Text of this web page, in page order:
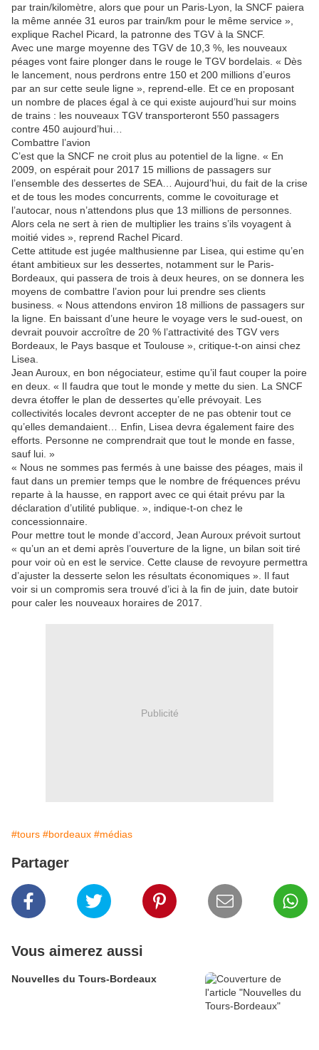
par train/kilomètre, alors que pour un Paris-Lyon, la SNCF paiera
la même année 31 euros par train/km pour le même service »,
explique Rachel Picard, la patronne des TGV à la SNCF.
Avec une marge moyenne des TGV de 10,3 %, les nouveaux
péages vont faire plonger dans le rouge le TGV bordelais. « Dès
le lancement, nous perdrons entre 150 et 200 millions d’euros
par an sur cette seule ligne », reprend-elle. Et ce en proposant
un nombre de places égal à ce qui existe aujourd’hui sur moins
de trains : les nouveaux TGV transporteront 550 passagers
contre 450 aujourd’hui…
Combattre l’avion
C’est que la SNCF ne croit plus au potentiel de la ligne. « En
2009, on espérait pour 2017 15 millions de passagers sur
l’ensemble des dessertes de SEA… Aujourd’hui, du fait de la crise
et de tous les modes concurrents, comme le covoiturage et
l’autocar, nous n’attendons plus que 13 millions de personnes.
Alors cela ne sert à rien de multiplier les trains s’ils voyagent à
moitié vides », reprend Rachel Picard.
Cette attitude est jugée malthusienne par Lisea, qui estime qu’en
étant ambitieux sur les dessertes, notamment sur le Paris-
Bordeaux, qui passera de trois à deux heures, on se donnera les
moyens de combattre l’avion pour lui prendre ses clients
business. « Nous attendons environ 18 millions de passagers sur
la ligne. En baissant d’une heure le voyage vers le sud-ouest, on
devrait pouvoir accroître de 20 % l’attractivité des TGV vers
Bordeaux, le Pays basque et Toulouse », critique-t-on ainsi chez
Lisea.
Jean Auroux, en bon négociateur, estime qu’il faut couper la poire
en deux. « Il faudra que tout le monde y mette du sien. La SNCF
devra étoffer le plan de dessertes qu’elle prévoyait. Les
collectivités locales devront accepter de ne pas obtenir tout ce
qu’elles demandaient… Enfin, Lisea devra également faire des
efforts. Personne ne comprendrait que tout le monde en fasse,
sauf lui. »
« Nous ne sommes pas fermés à une baisse des péages, mais il
faut dans un premier temps que le nombre de fréquences prévu
reparte à la hausse, en rapport avec ce qui était prévu par la
déclaration d’utilité publique. », indique-t-on chez le
concessionnaire.
Pour mettre tout le monde d’accord, Jean Auroux prévoit surtout
« qu’un an et demi après l’ouverture de la ligne, un bilan soit tiré
pour voir où en est le service. Cette clause de revoyure permettra
d’ajuster la desserte selon les résultats économiques ». Il faut
voir si un compromis sera trouvé d’ici à la fin de juin, date butoir
pour caler les nouveaux horaires de 2017.
Publicité
#tours #bordeaux #médias
Partager
Vous aimerez aussi
Nouvelles du Tours-Bordeaux